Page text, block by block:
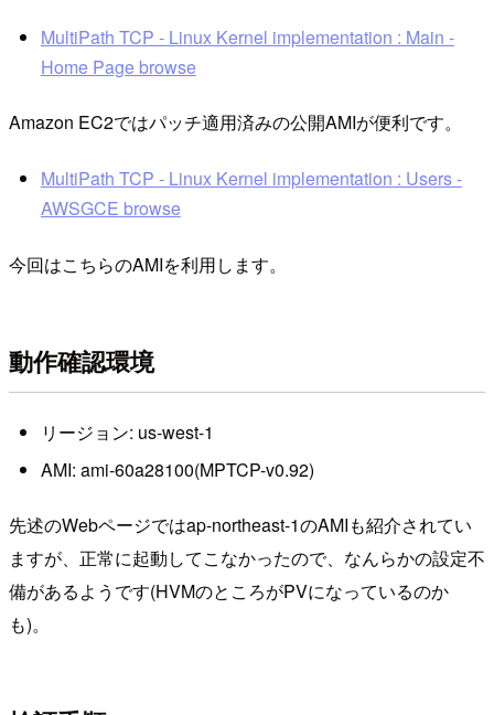
MultiPath TCP - Linux Kernel implementation : Main -
Home Page browse
Amazon EC2ではパッチ適用済みの公開AMIが便利です。
MultiPath TCP - Linux Kernel implementation : Users -
AWSGCE browse
今回はこちらのAMIを利用します。
動作確認環境
リージョン: us-west-1
AMI: ami-60a28100(MPTCP-v0.92)
先述のWebページではap-northeast-1のAMIも紹介されてい
ますが、正常に起動してこなかったので、なんらかの設定不
備があるようです(HVMのところがPVになっているのか
も)。